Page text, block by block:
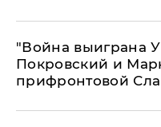
"Война выиграна
Покровский и
прифронтовой